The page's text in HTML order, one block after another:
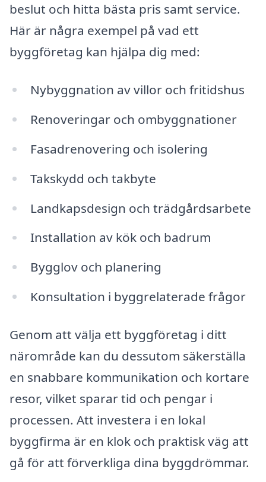
beslut och hitta bästa pris samt service.
Här är några exempel på vad ett
byggföretag kan hjälpa dig med:
Nybyggnation av villor och fritidshus
Renoveringar och ombyggnationer
Fasadrenovering och isolering
Takskydd och takbyte
Landkapsdesign och trädgårdsarbete
Installation av kök och badrum
Bygglov och planering
Konsultation i byggrelaterade frågor
Genom att välja ett byggföretag i ditt
närområde kan du dessutom säkerställa
en snabbare kommunikation och kortare
resor, vilket sparar tid och pengar i
processen. Att investera i en lokal
byggfirma är en klok och praktisk väg att
gå för att förverkliga dina byggdrömmar.